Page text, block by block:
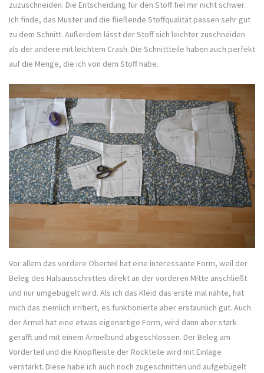
zuzuschneiden. Die Entscheidung für den Stoff fiel mir nicht schwer.
Ich finde, das Muster und die fließende Stoffqualität passen sehr gut
zu dem Schnitt. Außerdem lässt der Stoff sich leichter zuschneiden
als der andere mit leichtem Crash. Die Schnittteile haben auch perfekt
auf die Menge, die ich von dem Stoff habe.
Vor allem das vordere Oberteil hat eine interessante Form, weil der
Beleg des Halsausschnittes direkt an der vorderen Mitte anschließt
und nur umgebügelt wird. Als ich das Kleid das erste mal nähte, hat
mich das ziemlich irritiert, es funktionierte aber erstaunlich gut. Auch
der Ärmel hat eine etwas eigenartige Form, wird dann aber stark
gerafft und mit einem Ärmelbund abgeschlossen. Der Beleg am
Vorderteil und die Knopfleiste der Rockteile wird mit Einlage
verstärkt. Diese habe ich auch noch zugeschnitten und aufgebügelt